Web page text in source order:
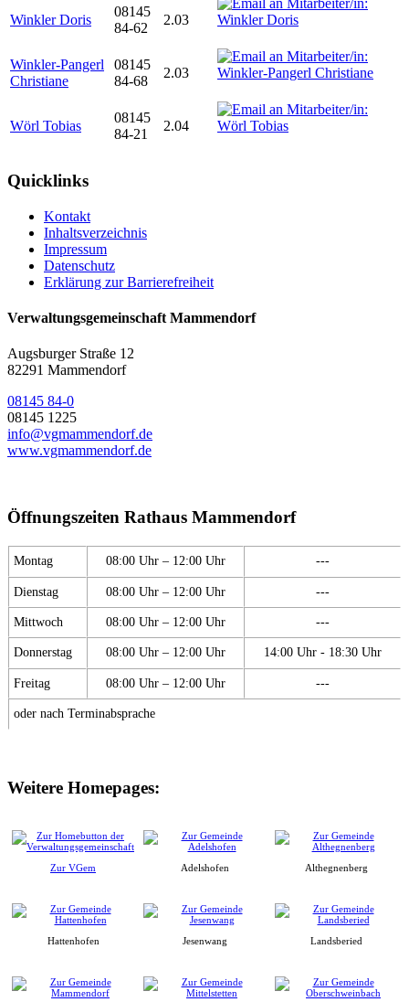
Winkler Doris
08145
84-62
2.03
Winkler-Pangerl
Christiane
08145
84-68
2.03
Wörl Tobias
08145
84-21
2.04
Quicklinks
Kontakt
Inhaltsverzeichnis
Impressum
Datenschutz
Erklärung zur Barrierefreiheit
Verwaltungsgemeinschaft Mammendorf
Augsburger Straße 12
82291 Mammendorf
08145 84-0
08145 1225
info@vgmammendorf.de
www.vgmammendorf.de
Öffnungszeiten Rathaus Mammendorf
Montag 08:00 Uhr – 12:00 Uhr ---
Dienstag 08:00 Uhr – 12:00 Uhr ---
Mittwoch 08:00 Uhr – 12:00 Uhr ---
Donnerstag 08:00 Uhr – 12:00 Uhr 14:00 Uhr - 18:30 Uhr
Freitag 08:00 Uhr – 12:00 Uhr ---
oder nach Terminabsprache
Weitere Homepages:
Zur VGem Adelshofen Althegnenberg
Hattenhofen Jesenwang Landsberied